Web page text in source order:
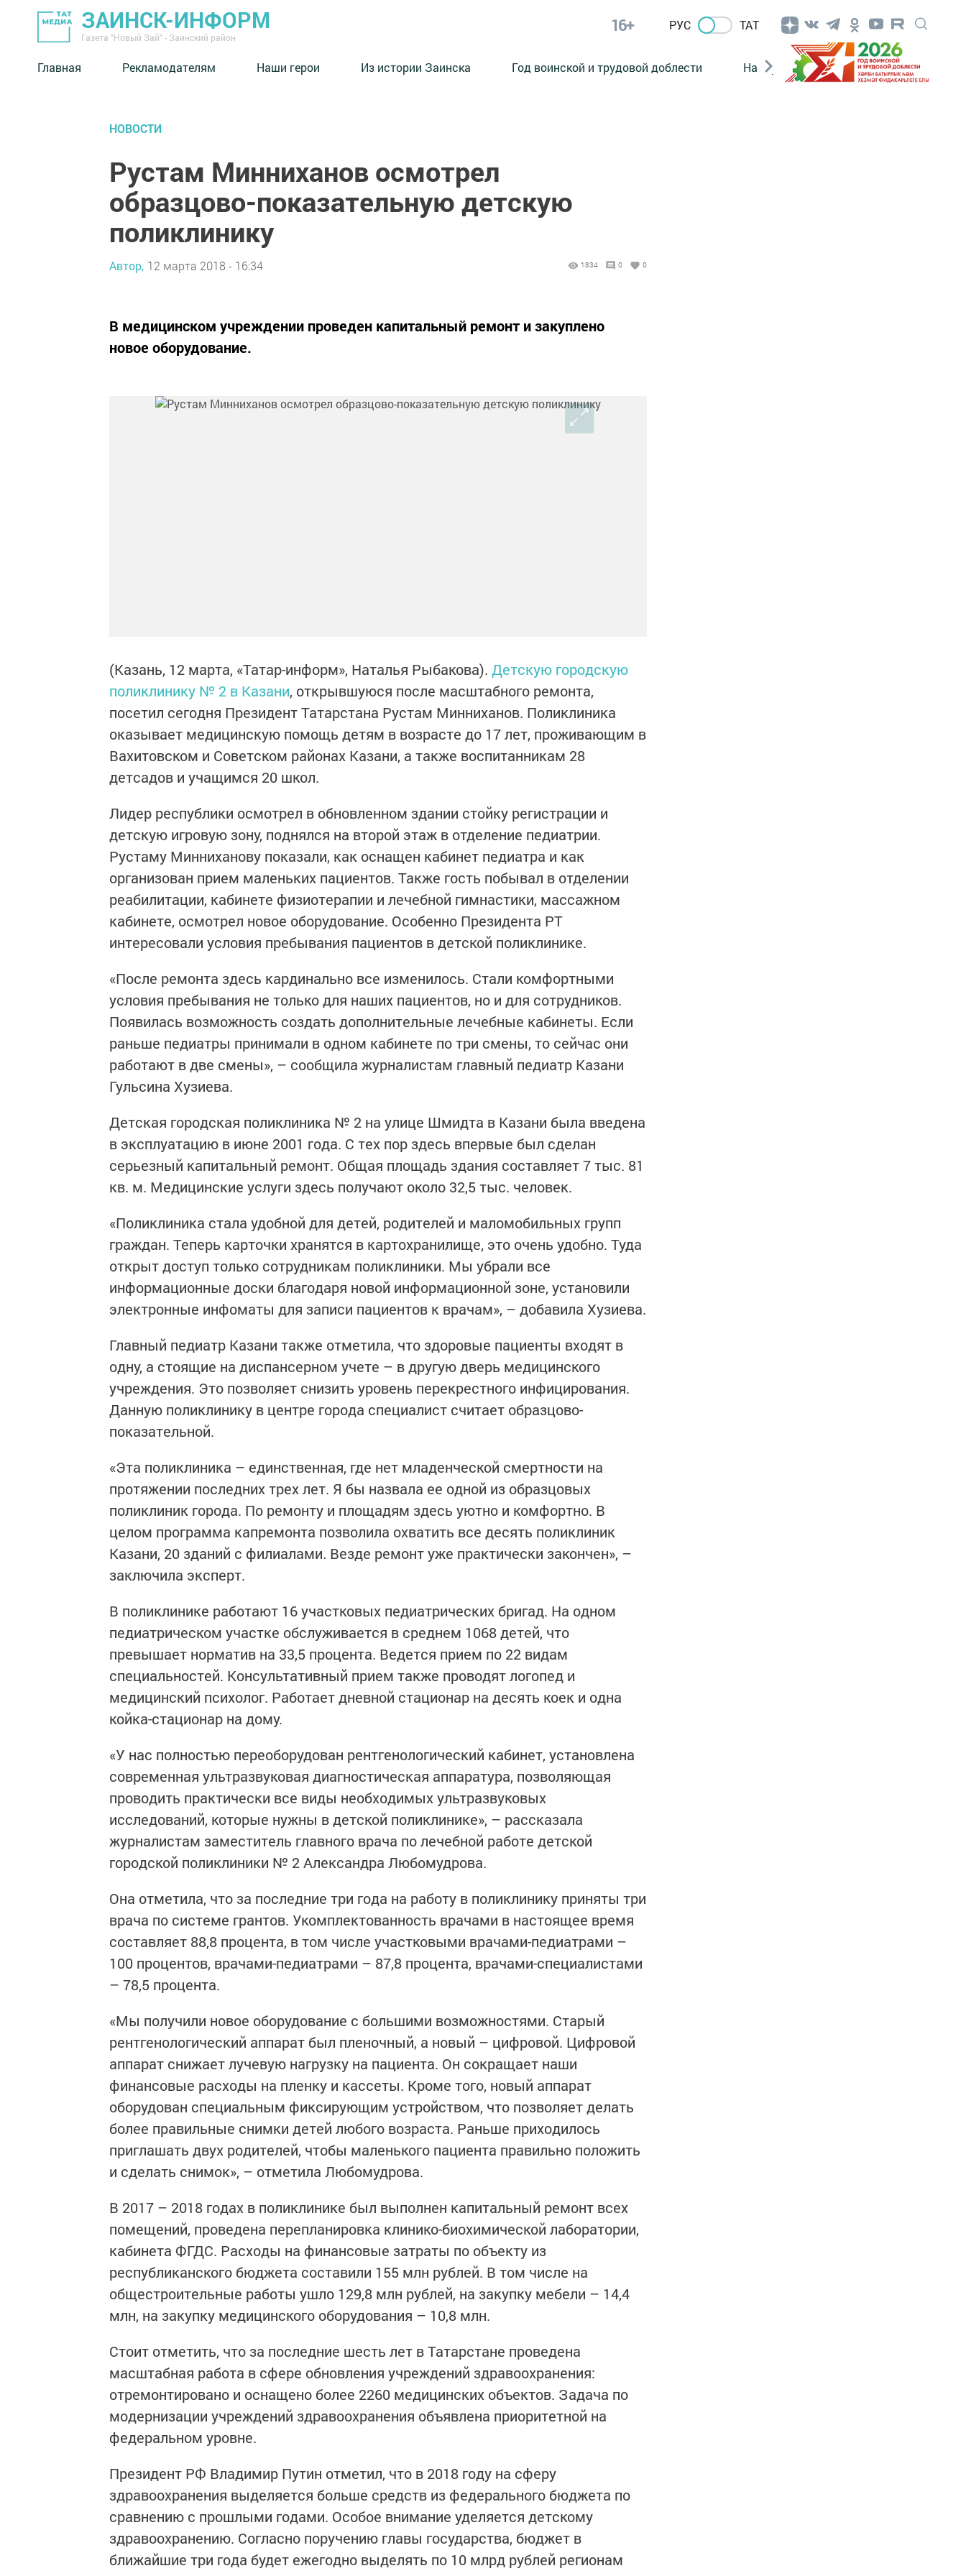
ЗАИНСК-ИНФОРМ
Газета "Новый Зай" - Заинский район
16+ РУС ТАТ
Главная Рекламодателям Наши герои Из истории Заинска Год воинской и трудовой доблести Нацпроекты Поколение будущего
НОВОСТИ
Рустам Минниханов осмотрел
образцово-показательную детскую
поликлинику
Автор, 12 марта 2018 - 16:34 1834 0 0
В медицинском учреждении проведен капитальный ремонт и закуплено
новое оборудование.
(Казань, 12 марта, «Татар-информ», Наталья Рыбакова). Детскую городскую
поликлинику № 2 в Казани, открывшуюся после масштабного ремонта,
посетил сегодня Президент Татарстана Рустам Минниханов. Поликлиника
оказывает медицинскую помощь детям в возрасте до 17 лет, проживающим в
Вахитовском и Советском районах Казани, а также воспитанникам 28
детсадов и учащимся 20 школ.
Лидер республики осмотрел в обновленном здании стойку регистрации и
детскую игровую зону, поднялся на второй этаж в отделение педиатрии.
Рустаму Минниханову показали, как оснащен кабинет педиатра и как
организован прием маленьких пациентов. Также гость побывал в отделении
реабилитации, кабинете физиотерапии и лечебной гимнастики, массажном
кабинете, осмотрел новое оборудование. Особенно Президента РТ
интересовали условия пребывания пациентов в детской поликлинике.
«После ремонта здесь кардинально все изменилось. Стали комфортными
условия пребывания не только для наших пациентов, но и для сотрудников.
Появилась возможность создать дополнительные лечебные кабинеты. Если
раньше педиатры принимали в одном кабинете по три смены, то сейчас они
работают в две смены», – сообщила журналистам главный педиатр Казани
Гульсина Хузиева.
Детская городская поликлиника № 2 на улице Шмидта в Казани была введена
в эксплуатацию в июне 2001 года. С тех пор здесь впервые был сделан
серьезный капитальный ремонт. Общая площадь здания составляет 7 тыс. 81
кв. м. Медицинские услуги здесь получают около 32,5 тыс. человек.
«Поликлиника стала удобной для детей, родителей и маломобильных групп
граждан. Теперь карточки хранятся в картохранилище, это очень удобно. Туда
открыт доступ только сотрудникам поликлиники. Мы убрали все
информационные доски благодаря новой информационной зоне, установили
электронные инфоматы для записи пациентов к врачам», – добавила Хузиева.
Главный педиатр Казани также отметила, что здоровые пациенты входят в
одну, а стоящие на диспансерном учете – в другую дверь медицинского
учреждения. Это позволяет снизить уровень перекрестного инфицирования.
Данную поликлинику в центре города специалист считает образцово-
показательной.
«Эта поликлиника – единственная, где нет младенческой смертности на
протяжении последних трех лет. Я бы назвала ее одной из образцовых
поликлиник города. По ремонту и площадям здесь уютно и комфортно. В
целом программа капремонта позволила охватить все десять поликлиник
Казани, 20 зданий с филиалами. Везде ремонт уже практически закончен», –
заключила эксперт.
В поликлинике работают 16 участковых педиатрических бригад. На одном
педиатрическом участке обслуживается в среднем 1068 детей, что
превышает норматив на 33,5 процента. Ведется прием по 22 видам
специальностей. Консультативный прием также проводят логопед и
медицинский психолог. Работает дневной стационар на десять коек и одна
койка-стационар на дому.
«У нас полностью переоборудован рентгенологический кабинет, установлена
современная ультразвуковая диагностическая аппаратура, позволяющая
проводить практически все виды необходимых ультразвуковых
исследований, которые нужны в детской поликлинике», – рассказала
журналистам заместитель главного врача по лечебной работе детской
городской поликлиники № 2 Александра Любомудрова.
Она отметила, что за последние три года на работу в поликлинику приняты три
врача по системе грантов. Укомплектованность врачами в настоящее время
составляет 88,8 процента, в том числе участковыми врачами-педиатрами –
100 процентов, врачами-педиатрами – 87,8 процента, врачами-специалистами
– 78,5 процента.
«Мы получили новое оборудование с большими возможностями. Старый
рентгенологический аппарат был пленочный, а новый – цифровой. Цифровой
аппарат снижает лучевую нагрузку на пациента. Он сокращает наши
финансовые расходы на пленку и кассеты. Кроме того, новый аппарат
оборудован специальным фиксирующим устройством, что позволяет делать
более правильные снимки детей любого возраста. Раньше приходилось
приглашать двух родителей, чтобы маленького пациента правильно положить
и сделать снимок», – отметила Любомудрова.
В 2017 – 2018 годах в поликлинике был выполнен капитальный ремонт всех
помещений, проведена перепланировка клинико-биохимической лаборатории,
кабинета ФГДС. Расходы на финансовые затраты по объекту из
республиканского бюджета составили 155 млн рублей. В том числе на
общестроительные работы ушло 129,8 млн рублей, на закупку мебели – 14,4
млн, на закупку медицинского оборудования – 10,8 млн.
Стоит отметить, что за последние шесть лет в Татарстане проведена
масштабная работа в сфере обновления учреждений здравоохранения:
отремонтировано и оснащено более 2260 медицинских объектов. Задача по
модернизации учреждений здравоохранения объявлена приоритетной на
федеральном уровне.
Президент РФ Владимир Путин отметил, что в 2018 году на сферу
здравоохранения выделяется больше средств из федерального бюджета по
сравнению с прошлыми годами. Особое внимание уделяется детскому
здравоохранению. Согласно поручению главы государства, бюджет в
ближайшие три года будет ежегодно выделять по 10 млрд рублей регионам